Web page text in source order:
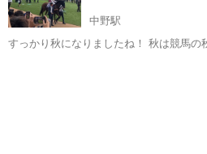
中野駅
すっかり秋になりましたね！ 秋は競馬の